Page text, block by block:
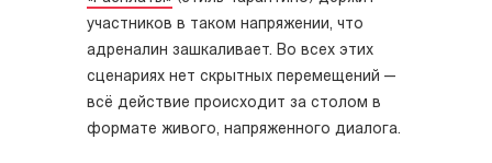
участников в таком напряжении, что
адреналин зашкаливает. Во всех этих
сценариях нет скрытных перемещений —
всё действие происходит за столом в
формате живого, напряженного диалога.